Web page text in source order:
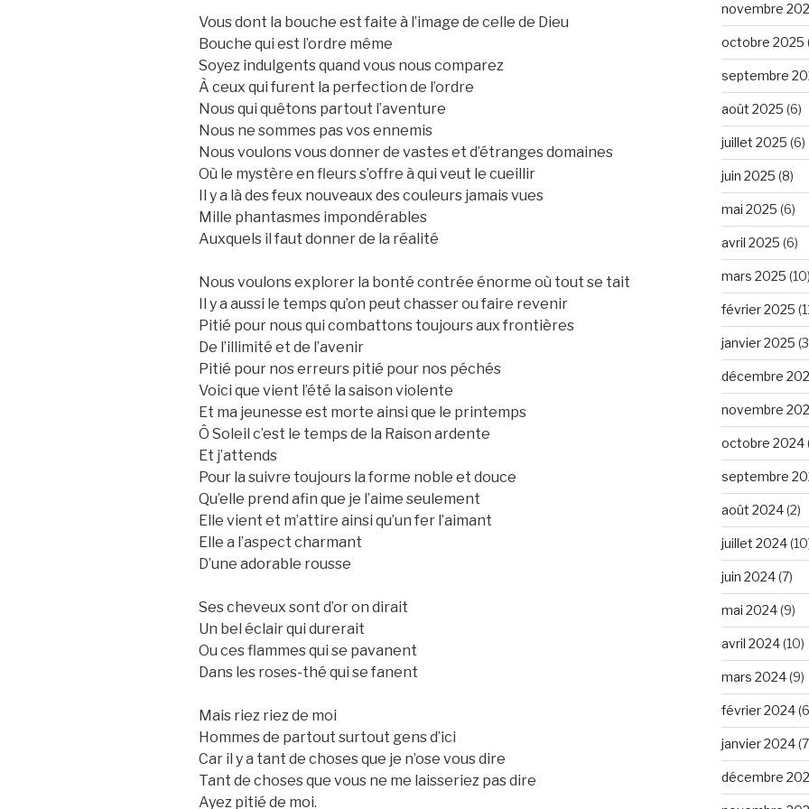
Vous dont la bouche est faite à l’image de celle de Dieu
Bouche qui est l’ordre même
Soyez indulgents quand vous nous comparez
À ceux qui furent la perfection de l’ordre
Nous qui quêtons partout l’aventure
Nous ne sommes pas vos ennemis
Nous voulons vous donner de vastes et d’étranges domaines
Où le mystère en fleurs s’offre à qui veut le cueillir
Il y a là des feux nouveaux des couleurs jamais vues
Mille phantasmes impondérables
Auxquels il faut donner de la réalité
Nous voulons explorer la bonté contrée énorme où tout se tait
Il y a aussi le temps qu’on peut chasser ou faire revenir
Pitié pour nous qui combattons toujours aux frontières
De l’illimité et de l’avenir
Pitié pour nos erreurs pitié pour nos péchés
Voici que vient l’été la saison violente
Et ma jeunesse est morte ainsi que le printemps
Ô Soleil c’est le temps de la Raison ardente
Et j’attends
Pour la suivre toujours la forme noble et douce
Qu’elle prend afin que je l’aime seulement
Elle vient et m’attire ainsi qu’un fer l’aimant
Elle a l’aspect charmant
D’une adorable rousse
Ses cheveux sont d’or on dirait
Un bel éclair qui durerait
Ou ces flammes qui se pavanent
Dans les roses-thé qui se fanent
Mais riez riez de moi
Hommes de partout surtout gens d’ici
Car il y a tant de choses que je n’ose vous dire
Tant de choses que vous ne me laisseriez pas dire
Ayez pitié de moi.
novembre
octobre 2025
septembre
août 2025 (6)
juillet 2025 (6)
juin 2025 (8)
mai 2025 (6)
avril 2025 (6)
mars 2025 (10)
février 2025
janvier 2025
décembre
novembre
octobre 2024
septembre
août 2024(2)
juillet 2024
juin 2024(7)
mai 2024(9)
avril 2024(10)
mars 2024(9)
février 2024
janvier 2024
décembre